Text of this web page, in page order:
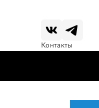
Контакты